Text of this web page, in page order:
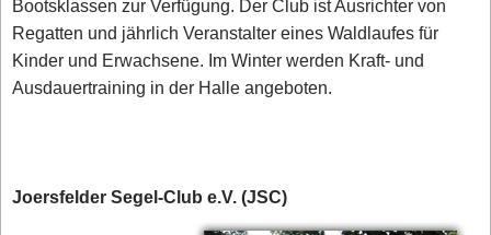
Bootsklassen zur Verfügung. Der Club ist Ausrichter von
Regatten und jährlich Veranstalter eines Waldlaufes für
Kinder und Erwachsene. Im Winter werden Kraft- und
Ausdauertraining in der Halle angeboten.
Joersfelder Segel-Club e.V. (JSC)